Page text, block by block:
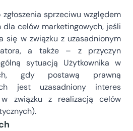
sprzeciwu względem
celów marketingowych, jeśli
się w związku z uzasadnionym
a także – z przyczyn
sytuacją Użytkownika w
gdy postawą prawną
jest uzasadniony interes
związku z realizacją celów